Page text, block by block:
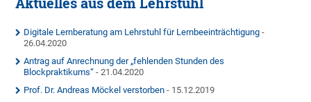
Digitale Lernberatung am Lehrstuhl für Lernbeeinträchtigung -
26.04.2020
Antrag auf Anrechnung der „fehlenden Stunden des
Blockpraktikums“ - 21.04.2020
Prof. Dr. Andreas Möckel verstorben - 15.12.2019